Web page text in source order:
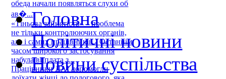
обеда начали появляться слухи об
ав�...
«Тіньова зайнятість» – проблема
не тільки контролюючих органів,
але і самих працівників - Останнім
часом широкого застосування
набула виплата з...
Працівники ДАІ допомогли
Головна
Політичні новини
Новини суспільства